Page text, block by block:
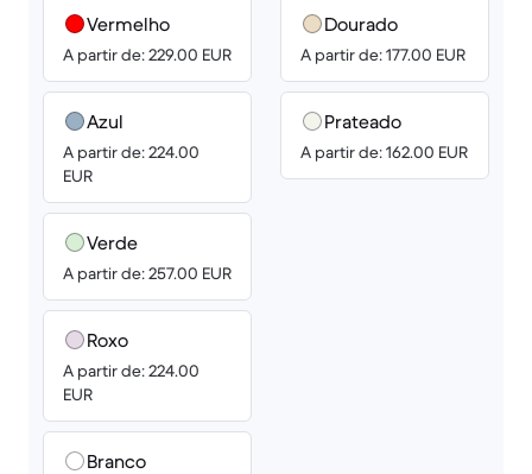
Vermelho
A partir de: 229.00 EUR
Azul
A partir de: 224.00
EUR
Verde
A partir de: 257.00 EUR
Roxo
A partir de: 224.00
EUR
Branco
Dourado
A partir de: 177.00 EUR
Prateado
A partir de: 162.00 EUR